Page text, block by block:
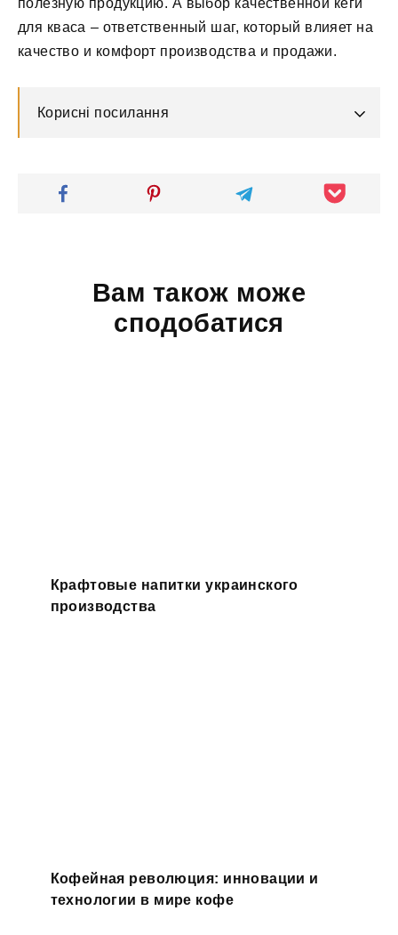
полезную продукцию. А выбор качественной кеги
для кваса – ответственный шаг, который влияет на
качество и комфорт производства и продажи.
Корисні посилання
Вам також може
сподобатися
Крафтовые напитки украинского
производства
Кофейная революция: инновации и
технологии в мире кофе